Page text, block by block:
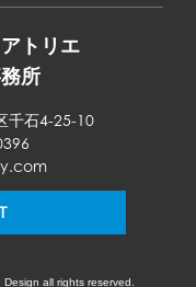
トリエ
所
千石4-25-10
Design all rights reserved.